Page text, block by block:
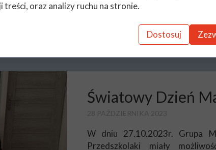
Światowy Dzień
28 PAŹDZIERNIKA 2023
W dniu 27.10.2023r. Grupa
Przedszkolaki miały
treści, oraz analizy ruchu na stronie.
Dostosuj